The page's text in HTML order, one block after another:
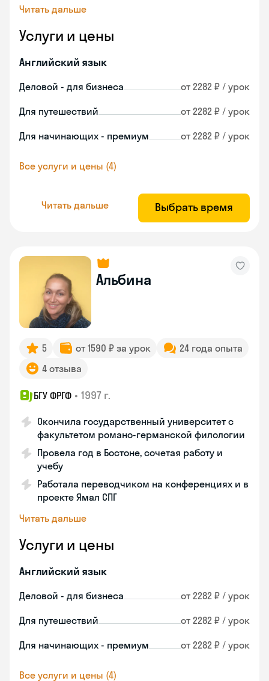
Читать дальше
Услуги и цены
Английский язык
Деловой - для бизнеса от 2282 ₽ / урок
Для путешествий от 2282 ₽ / урок
Для начинающих - премиум от 2282 ₽ / урок
Все услуги и цены (4)
Читать дальше Выбрать время
Альбина
5 от 1590 ₽ за урок
24 года опыта
4 отзыва
БГУ ФРГФ • 1997 г.
Окончила государственный университет с
факультетом романо-германской филологии
Провела год в Бостоне, сочетая работу и
учебу
Работала переводчиком на конференциях и в
проекте Ямал СПГ
Читать дальше
Услуги и цены
Английский язык
Деловой - для бизнеса от 2282 ₽ / урок
Для путешествий от 2282 ₽ / урок
Для начинающих - премиум от 2282 ₽ / урок
Все услуги и цены (4)